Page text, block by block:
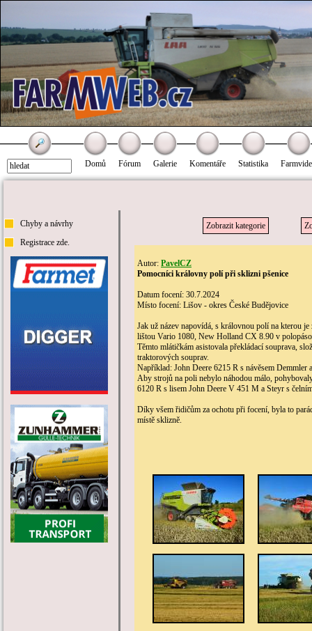
Domů Fórum Galerie Komentáře Statistika
Chyby a návrhy
Registrace zde.
Zobrazit kategorie
Autor: PavelCZ
Pomocníci královny polí při sklizni pšenice
Datum focení: 30.7.2024
Místo focení: Lišov - okres České Budějovice
Jak už název napovídá, s královnou polí na kterou
lištou Vario 1080, New Holland CX 8.90 v
Těmto mlátičkám asistovala překládací souprava,
traktorových souprav.
Například: John Deere 6215 R s návěsem Demmler
Aby strojů na poli nebylo náhodou málo,
6120 R s lisem John Deere V 451 M a Steyr s
Díky všem řidičům za ochotu při focení, byla to
místě sklizně.